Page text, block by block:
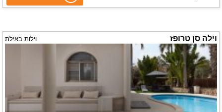
וילה סן טרופז וילות באילת